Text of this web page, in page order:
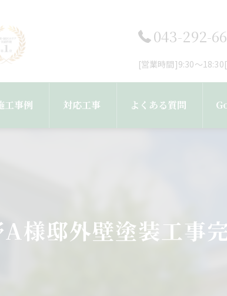
043-292-
[営業時間]9:30～
工事例 対応工事
雨樋・屋根修理
よくある質問
様邸外壁塗装工事